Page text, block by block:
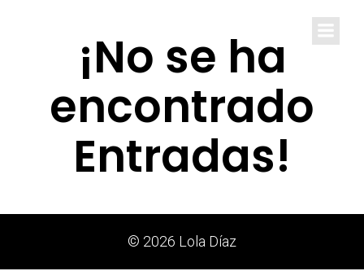
¡No se ha
encontrado
Entradas!
© 2026 Lola Díaz